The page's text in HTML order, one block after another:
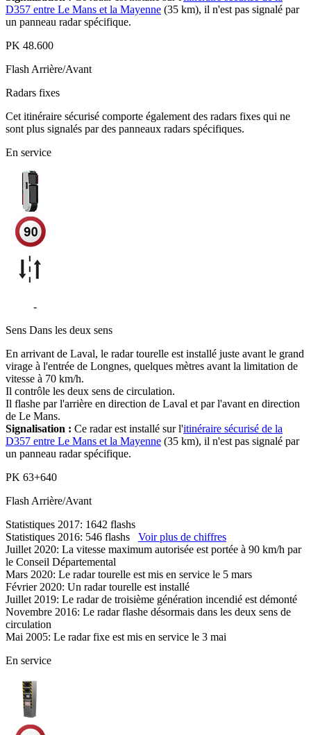
D357 entre Le Mans et la Mayenne (35 km), il n'est pas signalé par
un panneau radar spécifique.
PK 48.600
Flash Arrière/Avant
Radars fixes
Cet itinéraire sécurisé comporte également des radars fixes qui ne
sont plus signalés par des panneaux radars spécifiques.
En service
-
Sens Dans les deux sens
En arrivant de Laval, le radar tourelle est installé juste avant le grand
virage à l'entrée de Longnes, quelques mètres avant la limitation de
vitesse à 70 km/h.
Il contrôle les deux sens de circulation.
Il flashe par l'arrière en direction de Laval et par l'avant en direction
de Le Mans.
Signalisation : Ce radar est installé sur l'itinéraire sécurisé de la
D357 entre Le Mans et la Mayenne (35 km), il n'est pas signalé par
un panneau radar spécifique.
PK 63+640
Flash Arrière/Avant
Statistiques 2017: 1642 flashs
Statistiques 2016: 546 flashs Voir plus de chiffres
Juillet 2020: La vitesse maximum autorisée est portée à 90 km/h par
le Conseil Départemental
Mars 2020: Le radar tourelle est mis en service le 5 mars
Février 2020: Un radar tourelle est installé
Juillet 2019: Le radar de troisième génération incendié est démonté
Novembre 2016: Le radar flashe désormais dans les deux sens de
circulation
Mai 2005: Le radar fixe est mis en service le 3 mai
En service